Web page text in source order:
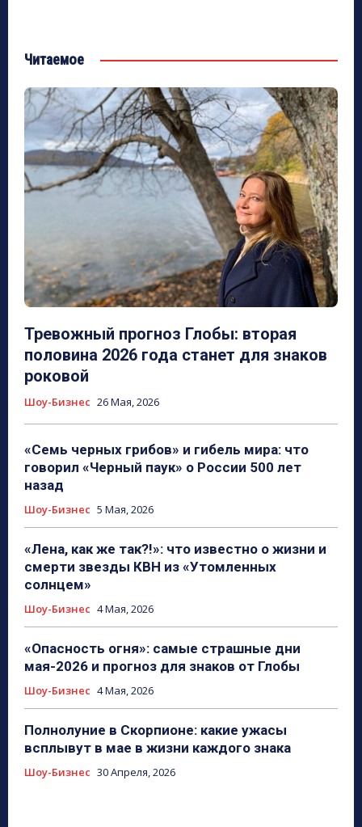
Читаемое
Тревожный прогноз Глобы: вторая
половина 2026 года станет для знаков
роковой
Шоу-Бизнес 26 Мая, 2026
«Семь черных грибов» и гибель мира: что
говорил «Черный паук» о России 500 лет
назад
Шоу-Бизнес 5 Мая, 2026
«Лена, как же так?!»: что известно о жизни и
смерти звезды КВН из «Утомленных
солнцем»
Шоу-Бизнес 4 Мая, 2026
«Опасность огня»: самые страшные дни
мая-2026 и прогноз для знаков от Глобы
Шоу-Бизнес 4 Мая, 2026
Полнолуние в Скорпионе: какие ужасы
всплывут в мае в жизни каждого знака
Шоу-Бизнес 30 Апреля, 2026